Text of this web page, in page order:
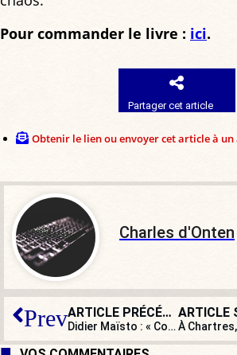
Pour commander le livre : ici.
Partager cet article
Obtenir le lien ou envoyer cet article à un
Charles d'Onten
Prev ARTICLE PRÉCÉDENT
Didier Maïsto : « Comme Macron ne peut pas rassembler, il ne cherche qu’à diviser »